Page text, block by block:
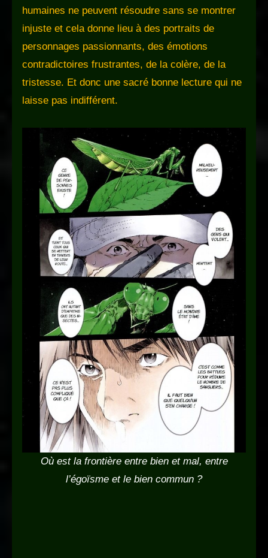
humaines ne peuvent résoudre sans se montrer
injuste et cela donne lieu à des portraits de
personnages passionnants, des émotions
contradictoires frustrantes, de la colère, de la
tristesse. Et donc une sacré bonne lecture qui ne
laisse pas indifférent.
Où est la frontière entre bien et mal, entre
l’égoïsme et le bien commun ?